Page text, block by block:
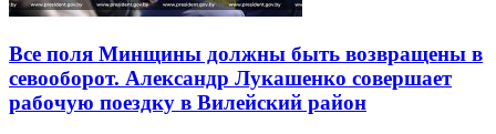
Все поля Минщины должны быть возвращены в
севооборот. Александр Лукашенко совершает
рабочую поездку в Вилейский район